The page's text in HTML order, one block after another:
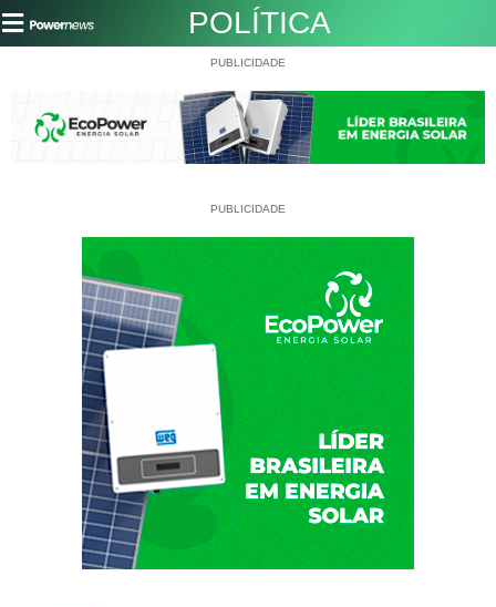
POLÍTICA
PUBLICIDADE
PUBLICIDADE